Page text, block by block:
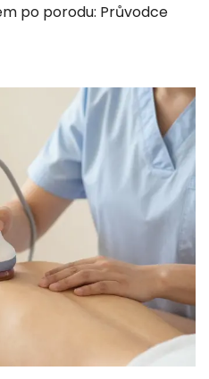
po porodu: Průvodce